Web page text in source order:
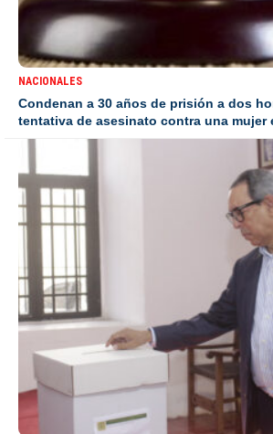
NACIONALES
Condenan a 30 años de prisión a dos
tentativa de asesinato contra una mujer